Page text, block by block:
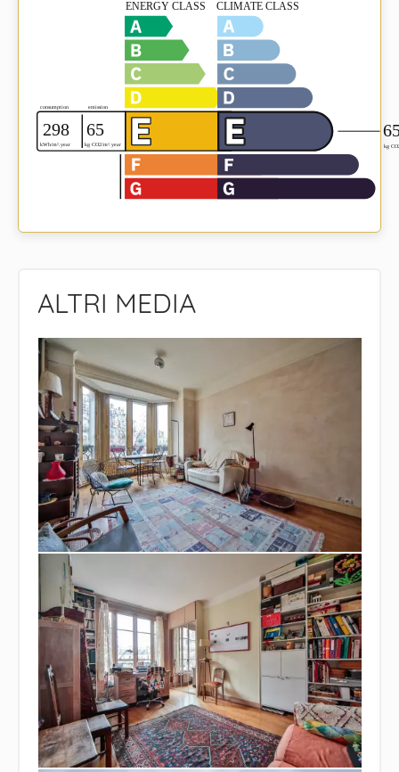
ALTRI MEDIA